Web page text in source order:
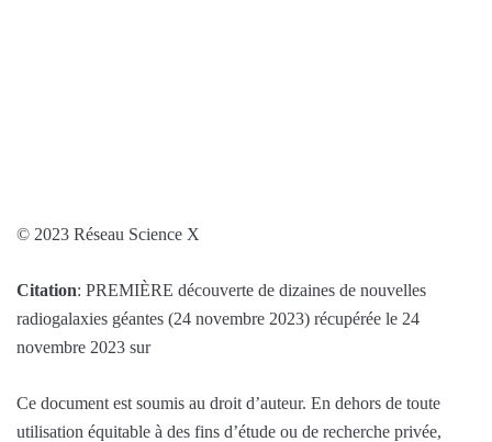
© 2023 Réseau Science X
Citation: PREMIÈRE découverte de dizaines de nouvelles
radiogalaxies géantes (24 novembre 2023) récupérée le 24
novembre 2023 sur
Ce document est soumis au droit d’auteur. En dehors de toute
utilisation équitable à des fins d’étude ou de recherche privée,